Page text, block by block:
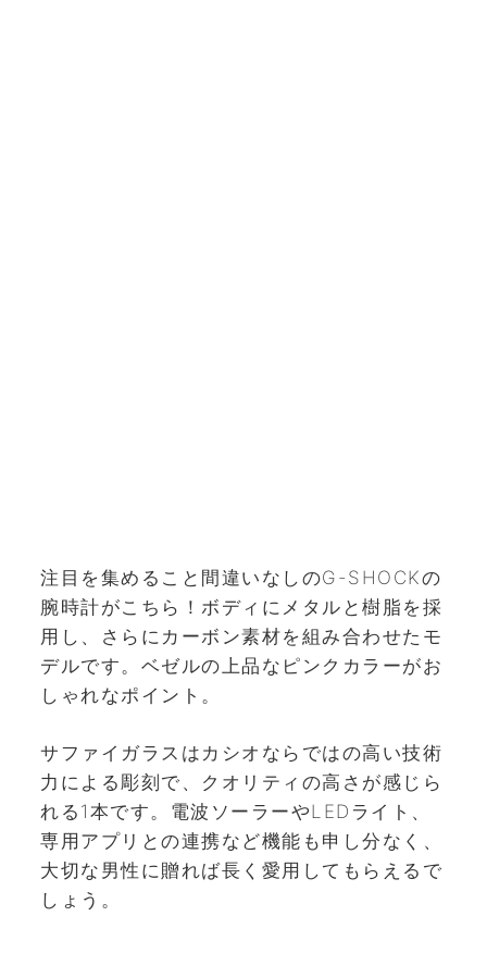
注目を集めること間違いなしのG-SHOCKの
腕時計がこちら！ボディにメタルと樹脂を採
用し、さらにカーボン素材を組み合わせたモ
デルです。ベゼルの上品なピンクカラーがお
しゃれなポイント。
サファイガラスはカシオならではの高い技術
力による彫刻で、クオリティの高さが感じら
れる1本です。電波ソーラーやLEDライト、
専用アプリとの連携など機能も申し分なく、
大切な男性に贈れば長く愛用してもらえるで
しょう。